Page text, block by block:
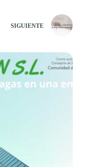
SIGUIENTE